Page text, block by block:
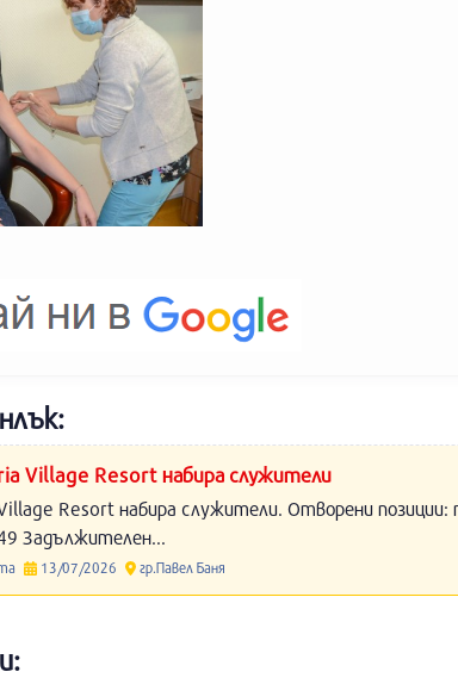
Village Resort набира служители
Resort набира служители. Отворени
Задължителен...
13/07/2026 гр.Павел Баня